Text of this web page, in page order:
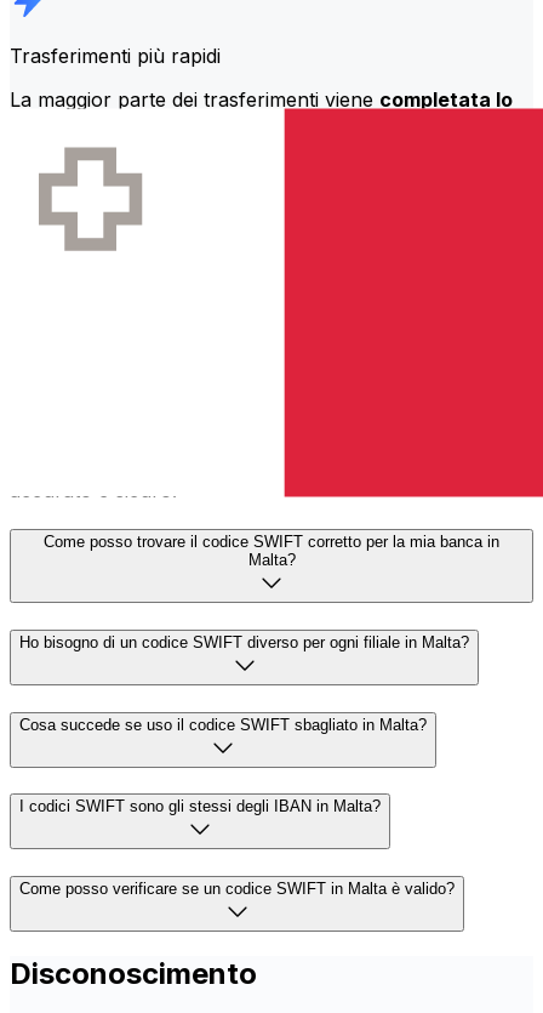
Trasferimenti più rapidi
La maggior parte dei trasferimenti viene completata lo
soldi, il tempismo conta.
Domande frequenti
accurato e sicuro.
Come posso trovare il codice SWIFT corretto per la mia banca in
Malta?
Ho bisogno di un codice SWIFT diverso per ogni filiale in Malta?
Cosa succede se uso il codice SWIFT sbagliato in Malta?
I codici SWIFT sono gli stessi degli IBAN in Malta?
Come posso verificare se un codice SWIFT in Malta è valido?
Disconoscimento